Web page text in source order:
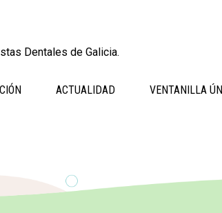
ACTUALIDAD VENTANILLA
Dentales de Galicia.